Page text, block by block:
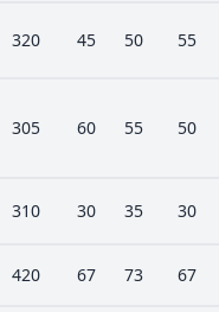
320 45 50 55
305 60 55 50
310 30 35 30
420 67 73 67